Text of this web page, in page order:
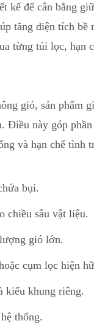
kế để cân bằng
tăng diện tích bề
từng túi lọc, hạn
gió, sản phẩm
Điều này góp
và hạn chế tình
bụi.
chiều sâu vật liệu.
gió lớn.
cụm lọc hiện
kiểu khung riêng.
thống.